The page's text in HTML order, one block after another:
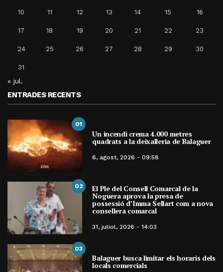
10 11 12 13 14 15 16
17 18 19 20 21 22 23
24 25 26 27 28 29 30
31
« jul.
ENTRADES RECENTS
01
Un incendi crema 4.000 metres
quadrats a la deixalleria de Balaguer
6, agost, 2026 - 09:58
02 El Ple del Consell Comarcal de la
Noguera aprova la presa de
possessió d’Imma Sellart com a nova
consellera comarcal
31, juliol, 2026 - 14:03
03
Balaguer busca limitar els horaris dels
locals comercials